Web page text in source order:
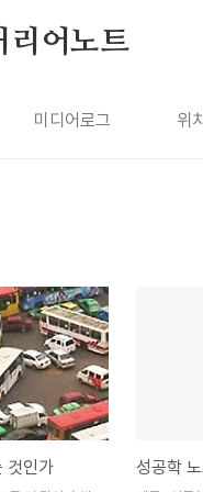
리어노트
미디어로그 위
것인가 성공학